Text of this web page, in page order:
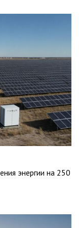
энергии на 250